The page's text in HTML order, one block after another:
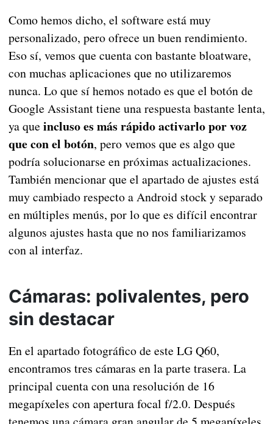
Como hemos dicho, el software está muy
personalizado, pero ofrece un buen rendimiento.
Eso sí, vemos que cuenta con bastante bloatware,
con muchas aplicaciones que no utilizaremos
nunca. Lo que sí hemos notado es que el botón de
Google Assistant tiene una respuesta bastante lenta,
ya que incluso es más rápido activarlo por voz
que con el botón, pero vemos que es algo que
podría solucionarse en próximas actualizaciones.
También mencionar que el apartado de ajustes está
muy cambiado respecto a Android stock y separado
en múltiples menús, por lo que es difícil encontrar
algunos ajustes hasta que no nos familiarizamos
con al interfaz.
Cámaras: polivalentes, pero
sin destacar
En el apartado fotográfico de este LG Q60,
encontramos tres cámaras en la parte trasera. La
principal cuenta con una resolución de 16
megapíxeles con apertura focal f/2.0. Después